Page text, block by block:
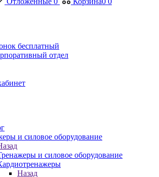
бесплатный
отдел
и силовое оборудование
и силовое оборудование
Назад